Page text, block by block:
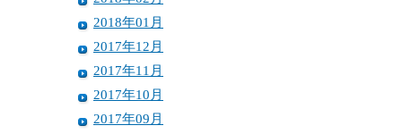
2018年01月
2017年12月
2017年11月
2017年10月
2017年09月